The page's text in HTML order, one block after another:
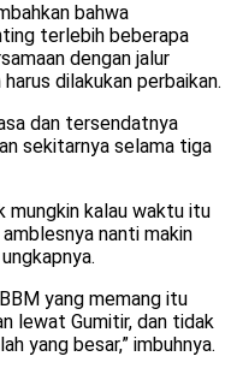
bahwa
terlebih beberapa
dengan jalur
dilakukan perbaikan.
dan tersendatnya
sekitarnya selama tiga
mungkin kalau waktu itu
nanti makin
yang memang itu
lewat Gumitir, dan tidak
yang besar,” imbuhnya.